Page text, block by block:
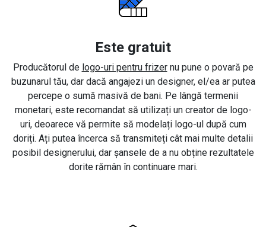
Este gratuit
Producătorul de logo-uri pentru frizernu pune o povară pe
buzunarul tău, dar dacă angajezi un designer, el/ea ar putea
percepe o sumă masivă de bani. Pe lângă termenii
monetari, este recomandat să utilizați un creator de logo-
uri, deoarece vă permite să modelați logo-ul după cum
doriți. Ați putea încerca să transmiteți cât mai multe detalii
posibil designerului, dar șansele de a nu obține rezultatele
dorite rămân în continuare mari.